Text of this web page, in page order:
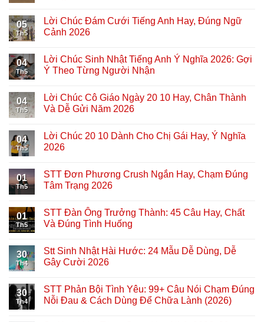
05
Th5
Lời Chúc Đám Cưới Tiếng Anh Hay, Đúng Ngữ
Cảnh 2026
04
Th5
Lời Chúc Sinh Nhật Tiếng Anh Ý Nghĩa 2026: Gợi
Ý Theo Từng Người Nhận
04
Th5
Lời Chúc Cô Giáo Ngày 20 10 Hay, Chân Thành
Và Dễ Gửi Năm 2026
04
Th5
Lời Chúc 20 10 Dành Cho Chị Gái Hay, Ý Nghĩa
2026
01
Th5
STT Đơn Phương Crush Ngắn Hay, Chạm Đúng
Tâm Trạng 2026
01
Th5
STT Đàn Ông Trưởng Thành: 45 Câu Hay, Chất
Và Đúng Tình Huống
30
Th4
Stt Sinh Nhật Hài Hước: 24 Mẫu Dễ Dùng, Dễ
Gây Cười 2026
30
Th4
STT Phản Bội Tình Yêu: 99+ Câu Nói Chạm Đúng
Nỗi Đau & Cách Dùng Để Chữa Lành (2026)